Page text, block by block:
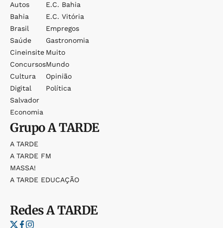
Autos
Bahia
Brasil
Saúde
Cineinsite
Concursos
Cultura
Digital
Salvador
Economia
E.c. Bahia
E.c. Vitória
Empregos
Gastronomia
Muito
Mundo
Opinião
Política
GrupoA TARDE
A TARDE
A TARDE FM
MASSA!
A TARDE EDUCAÇÃO
RedesA TARDE